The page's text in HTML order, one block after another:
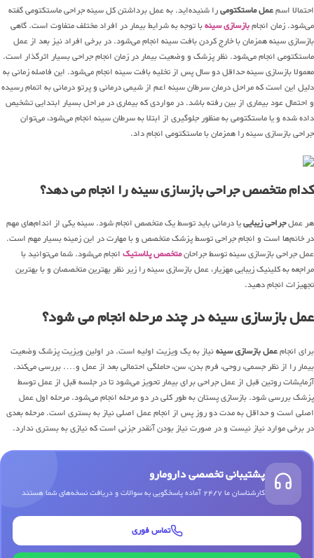
احتمالا اسمعمل ماستکتومیرا شنیده‌اید. به عمل برداشتن کل سینه جراحی ماستکتومی گفته
می‌شود. زمان انجامبازسازی سینهبا توجه به شرایط بیمار در افراد مختلف متفاوت است. گاهی
بازسازی سینه همزمان با خارج کردن بافت سینه انجام می‌شود. در برخی افراد نیز بعد از عمل
ماستکتومی انجام می‌شود. نظر پزشک و وضعیت بیمار در زمان انجام جراحی بسیار اثرگذار است.
معمولا بازسازی سینه حداقل دو سال پس از تخلیه بافت سینه انجام می‌شود. این فاصله زمانی به
دلیل این است که مراحل درمان سرطان سینه اعم از شیمی درمانی و پرتو درمانی به اتمام رسیده
و احتمال عود بیماری از بین رفته باشد. در مواردی که بیماری در مراحل بسیار ابتدایی تشخیص
داده شده و یا ماستکتومی به منظور جلوگیری از ابتلا به سرطان سینه انجام می‌شود، می‌توان
جراحی بازسازی سینه را همزمان با ماستکتومی انجام داد.
کدام متخصص جراحی بازسازی سینه را انجام می ‌دهد؟
هر عملجراحی زیبایییا درمانی باید توسط یک متخصص انجام شود. سینه یکی از اندام‌های مهم
در خانم‌ها است و انجام جراحی توسط پزشک متخصص و با مهارت در این زمینه بسیار مهم است.
عمل جراحی بازسازی سینه توسط جراحانمتخصص پلاستیکانجام می‌شود. شما می‌توانید با
مراجعه به کلینیک زیبایی مهزیار، عمل بازسازی سینه را زیر نظر بهترین متخصصان و با بهترین
تجهیزات انجام دهید.
عمل بازسازی سینه در چند مرحله انجام می ‌شود؟
برای انجامعمل بازسازی سینهنیاز به یک ویزیت اولیه است. در اولین ویزیت پزشک وضعیت
بیمار را از نظر جسمی، روحی، فرم بدن، سن، حاملگی احتمالی بعد از عمل و…. بررسی می‌کند.
آزمایشات روتین قبل از عمل جراحی برای بیمار تحویز می‌شود تا در جلسه قبل از عمل توسط
پزشک بررسی شود. بازسازی پستان به طور کلی در دو مرحله انجام می‌شود. مرحله اول عمل
اصلی است و حداقل به مدت دو روز پس از انجام عمل اصلی نیاز به بستری است. مرحله بعدی
در برخی موارد نیاز نیست و در صورت نیاز بودن آنقدر جزئی است که نیازی به بستری ندارد.
پشتیبانی تخصصی دارومارو
کارشناسان ما 24/7 آماده پاسخگویی به سوالات و دریافت نسخه‌های شما هستند
تماس فوری